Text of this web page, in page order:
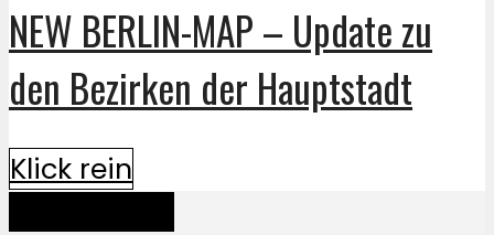
NEW BERLIN-MAP – Update zu
den Bezirken der Hauptstadt
Klick rein